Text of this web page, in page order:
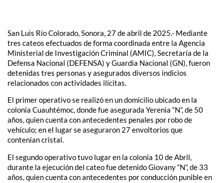
San Luis Río Colorado, Sonora, 27 de abril de 2025.- Mediante
tres cateos efectuados de forma coordinada entre la Agencia
Ministerial de Investigación Criminal (AMIC), Secretaría de la
Defensa Nacional (DEFENSA) y Guardia Nacional (GN), fueron
detenidas tres personas y asegurados diversos indicios
relacionados con actividades ilícitas.
El primer operativo se realizó en un domicilio ubicado en la
colonia Cuauhtémoc, donde fue asegurada Yerenia “N”, de 50
años, quien cuenta con antecedentes penales por robo de
vehículo; en el lugar se aseguraron 27 envoltorios que
contenían cristal.
El segundo operativo tuvo lugar en la colonia 10 de Abril,
durante la ejecución del cateo fue detenido Giovany “N”, de 33
años, quien cuenta con antecedentes por conducción punible en